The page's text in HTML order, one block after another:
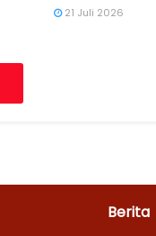
21 Juli 2026
Berita